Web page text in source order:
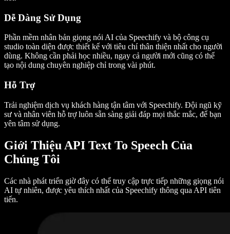
Dễ Dàng Sử Dụng
Phần mềm nhân bản giọng nói AI của Speechify và bộ công cụ
studio toàn diện được thiết kế với tiêu chí thân thiện nhất cho người
dùng. Không cần phải học nhiều, ngay cả người mới cũng có thể
tạo nội dung chuyên nghiệp chỉ trong vài phút.
Hỗ Trợ
Trải nghiệm dịch vụ khách hàng tận tâm với Speechify. Đội ngũ kỹ
sư và nhân viên hỗ trợ luôn sẵn sàng giải đáp mọi thắc mắc, để bạn
yên tâm sử dụng.
Giới Thiệu API Text To Speech Của
Chúng Tôi
Các nhà phát triển giờ đây có thể truy cập trực tiếp những giọng nói
AI tự nhiên, được yêu thích nhất của Speechify thông qua API tiên
tiến.